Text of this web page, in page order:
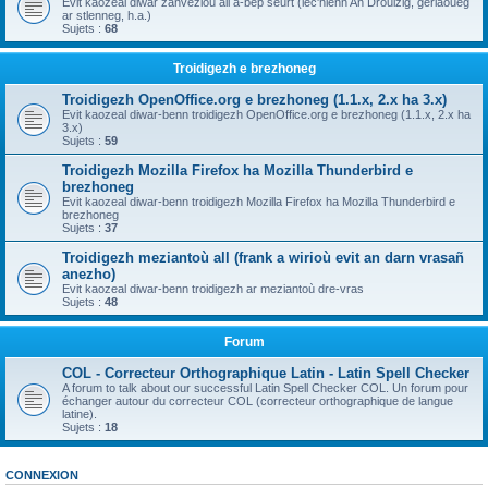
ar stlenneg, h.a.)
Sujets : 68
Troidigezh e brezhoneg
Troidigezh OpenOffice.org e brezhoneg (1.1.x, 2.x ha 3.x)
Evit kaozeal diwar-benn troidigezh OpenOffice.org e brezhoneg (1.1.x, 2.x ha
3.x)
Sujets : 59
Troidigezh Mozilla Firefox ha Mozilla Thunderbird e
brezhoneg
Evit kaozeal diwar-benn troidigezh Mozilla Firefox ha Mozilla Thunderbird e
brezhoneg
Sujets : 37
Troidigezh meziantoù all (frank a wirioù evit an darn vrasañ
anezho)
Evit kaozeal diwar-benn troidigezh ar meziantoù dre-vras
Sujets : 48
Forum
COL - Correcteur Orthographique Latin - Latin Spell Checker
A forum to talk about our successful Latin Spell Checker COL. Un forum pour
échanger autour du correcteur COL (correcteur orthographique de langue
latine).
Sujets : 18
CONNEXION